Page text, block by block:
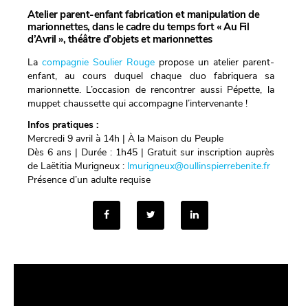
Atelier parent-enfant fabrication et manipulation de
marionnettes, dans le cadre du temps fort « Au Fil
d’Avril », théâtre d’objets et marionnettes
La compagnie Soulier Rougepropose un atelier parent-
enfant, au cours duquel chaque duo fabriquera sa
marionnette. L’occasion de rencontrer aussi Pépette, la
muppet chaussette qui accompagne l’intervenante !
Infos pratiques :
Mercredi 9 avril à 14h | À la Maison du Peuple
Dès 6 ans | Durée : 1h45 | Gratuit sur inscription auprès
de Laëtitia Murigneux : lmurigneux@oullinspierrebenite.fr
Présence d’un adulte requise